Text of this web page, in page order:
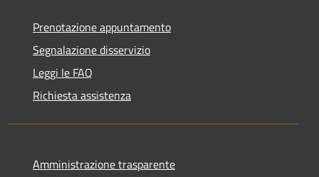
Prenotazione appuntamento
Segnalazione disservizio
Leggi le FAQ
Richiesta assistenza
Amministrazione trasparente